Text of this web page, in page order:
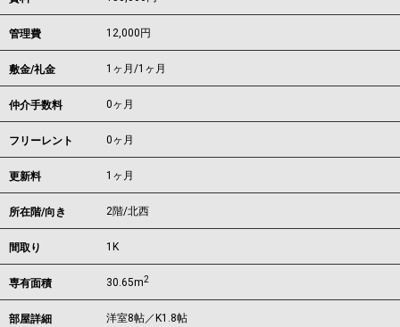
管理費 12,000円
敷金/礼金 1ヶ月/1ヶ月
仲介手数料 0ヶ月
フリーレント 0ヶ月
更新料 1ヶ月
所在階/向き 2階/北西
間取り 1K
専有面積 30.65m2
部屋詳細 洋室8帖／K1.8帖